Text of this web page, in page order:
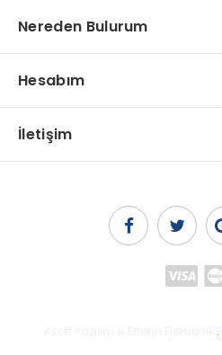
Nereden Bulurum
Hesabım
İletişim
.